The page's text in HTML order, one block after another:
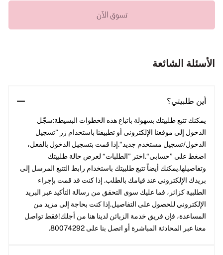
تسوق الآن
الأسئلة الشائعة
أين طلبيتي؟
يمكنك تتبع طلبيتك بسهولة باتباع هذه الخطوات البسيطة:سجّل
الدخول إلى موقعنا الإلكتروني أو تطبيقنا باستخدام زر ”تسجيل
الدخول/تسجيل مستخدم جديد“.إذا قمت بتسجيل الدخول بالفعل،
اضغط على ”حسابي“.اختر ”الطلبات“ لعرض حالة طلبيتك
وتفاصيلها.يمكنك أيضاً تتبع طلبيتك باستخدام رابط التتبع المرسل إلى
بريدك الإلكتروني عند قيامك بالطلب. إذا كنت قد قمت بإجراء
الطلبية كزائر، فما عليك سوى التحقق من رسالة التأكيد عبر البريد
الإلكتروني للحصول على التفاصيل.إذا كنت بحاجة إلى مزيد من
المساعدة، فإن فريق خدمة الزبائن لدينا هنا من أجلك!فقط تواصل
معنا عبر المحادثة المباشرة أو اتصل بنا على 80074292.